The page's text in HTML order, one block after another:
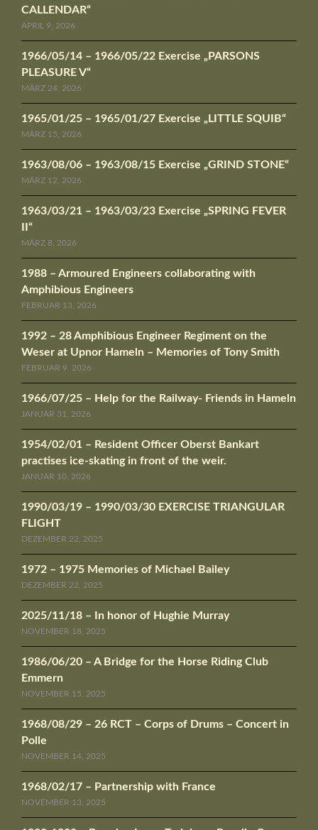
CALLENDAR“
APRIL 9, 2026
1966/05/14 – 1966/05/22 Exercise „PARSONS
PLEASURE V“
MÄRZ 24, 2026
1965/01/25 – 1965/01/27 Exercise „LITTLE SQUIB“
MÄRZ 15, 2026
1963/08/06 – 1963/08/15 Exercise „GRIND STONE“
MÄRZ 12, 2026
1963/03/21 – 1963/03/23 Exercise „SPRING FEVER
II“
MÄRZ 8, 2026
1988 – Armoured Engineers collaborating with
Amphibious Engineers
FEBRUAR 13, 2026
1992 – 28 Amphibious Engineer Regiment on the
Weser at Upnor Hameln – Memories of Tony Smith
FEBRUAR 9, 2026
1966/07/25 – Help for the Railway- Friends in Hameln
JANUAR 31, 2026
1954/02/01 – Resident Officer Oberst Bankart
practises ice-skating in front of the weir.
JANUAR 10, 2026
1990/03/19 – 1990/03/30 EXERCISE TRIANGULAR
FLIGHT
DEZEMBER 22, 2025
1972 – 1975 Memories of Michael Bailey
DEZEMBER 22, 2025
2025/11/18 – In honor of Hughie Murray
NOVEMBER 18, 2025
1986/06/20 – A Bridge for the Horse Riding Club
Emmern
NOVEMBER 15, 2025
1968/08/29 – 26 RCT – Corps of Drums – Concert in
Polle
NOVEMBER 14, 2025
1968/02/17 – Partnership with France
NOVEMBER 13, 2025